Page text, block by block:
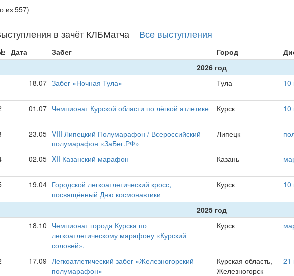
из 557)
в зачёт КЛБМатча Все выступления
Дата Забег Город
2026 год
18.07 Забег «Ночная Тула» Тула 10
01.07 Чемпионат Курской области по лёгкой атлетике Курск 10
23.05 VIII Липецкий Полумарафон / Всероссийский
полумарафон «ЗаБег.РФ»
Липецк
02.05 XII Казанский марафон Казань
19.04 Городской легкоатлетический кросс,
посвящённый Дню космонавтики
Курск 10
2025 год
18.10 Чемпионат города Курска по
легкоатлетическому марафону «Курский
соловей».
Курск
17.09 Легкоатлетический забег «Железногорский
полумарафон»
Курская область,
Железногорск
21